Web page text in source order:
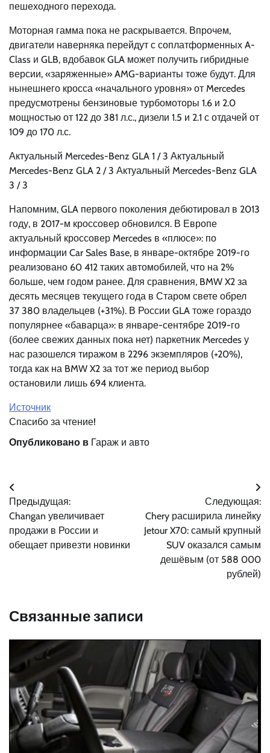
пешеходного перехода.
Моторная гамма пока не раскрывается. Впрочем,
двигатели наверняка перейдут с соплатформенных A-
Class и GLB, вдобавок GLA может получить гибридные
версии, «заряженные» AMG-варианты тоже будут. Для
нынешнего кросса «начального уровня» от Mercedes
предусмотрены бензиновые турбомоторы 1.6 и 2.0
мощностью от 122 до 381 л.с., дизели 1.5 и 2.1 с отдачей от
109 до 170 л.с.
Актуальный Mercedes-Benz GLA 1 / 3 Актуальный
Mercedes-Benz GLA 2 / 3 Актуальный Mercedes-Benz GLA
3 / 3
Напомним, GLA первого поколения дебютировал в 2013
году, в 2017-м кроссовер обновился. В Европе
актуальный кроссовер Mercedes в «плюсе»: по
информации Car Sales Base, в январе-октябре 2019-го
реализовано 60 412 таких автомобилей, что на 2%
больше, чем годом ранее. Для сравнения, BMW X2 за
десять месяцев текущего года в Старом свете обрел
37 380 владельцев (+31%). В России GLA тоже гораздо
популярнее «баварца»: в январе-сентябре 2019-го
(более свежих данных пока нет) паркетник Mercedes у
нас разошелся тиражом в 2296 экземпляров (+20%),
тогда как на BMW X2 за тот же период выбор
остановили лишь 694 клиента.
Источник
Спасибо за чтение!
Опубликовано в Гараж и авто
Навигация
по
записям
Предыдущая:
Changan увеличивает
продажи в России и
обещает привезти новинки
Следующая:
Chery расширила линейку
Jetour X70: самый крупный
SUV оказался самым
дешёвым (от 588 000
рублей)
Связанные записи